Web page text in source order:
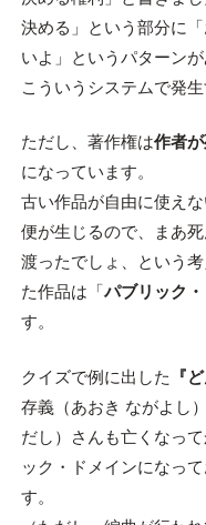
決める」という部分に
いよ」というパターン
こういうシステムで発生
ただし、著作権は作者
になっています。
古い作品が自由に使え
便が生じるので、まあ
渡ったでしょ、という
た作品は「 パブリック
す。
クイズで例に出した 『
存義（あおき ながよし
だし）さんも亡くなっ
ック・ドメインになって
す。